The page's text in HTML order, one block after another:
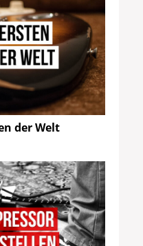
der Welt